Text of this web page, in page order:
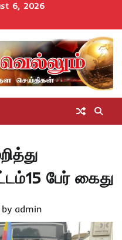
6, 2026
ஆன்மிகம்
சட்டம்
அறிவோம்
சினிமாUncategorized
பேர் கைது
by admin